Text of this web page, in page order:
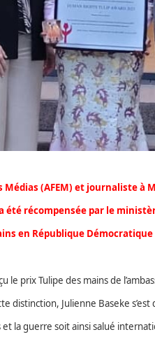
Médias (AFEM) et journaliste à
été récompensée par le
en République Démocratique
prix Tulipe des mains de
distinction, Julienne Baseke
la guerre soit ainsi salué